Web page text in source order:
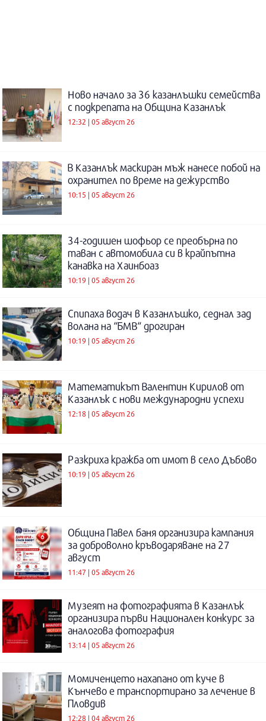
Ново начало за 36 казанлъшки семейства
с подкрепата на Община Казанлък
12:32 | 05 август 26
В Казанлък маскиран мъж нанесе побой на
охранител по време на дежурство
10:15 | 05 август 26
34-годишен шофьор се преобърна по
таван с автомобила си в крайпътна
канавка на Хаинбоаз
10:19 | 05 август 26
Спипаха водач в Казанлъшко, седнал зад
волана на “БМВ“ дрогиран
10:19 | 05 август 26
Математикът Валентин Кирилов от
Казанлък с нови международни успехи
12:18 | 05 август 26
Разкриха кражба от имот в село Дъбово
10:19 | 05 август 26
Община Павел баня организира кампания
за доброволно кръводаряване на 27
август
11:47 | 05 август 26
Музеят на фотографията в Казанлък
организира първи Национален конкурс за
аналогова фотография
13:14 | 05 август 26
Момиченцето нахапано от куче в
Кънчево е транспортирано за лечение в
Пловдив
12:28 | 04 август 26